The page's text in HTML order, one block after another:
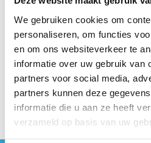
We gebruiken cookies om
personaliseren, om functies
en om ons websiteverkeer te
informatie over uw gebruik van
partners voor social media,
partners kunnen deze
informatie die u aan ze heeft
verzameld op basis van uw